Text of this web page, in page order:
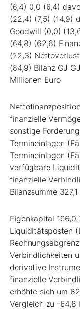
(6,4) 0,0 (6,4)
(22,4) (7,5) (14,9)
Goodwill (0,0)
(64,8) (62,6)
(22,3)
(84,9) Bilanz GJ
Millionen Euro
finanzielle
sonstige
Termineinlagen
Termineinlagen
verfügbare
finanzielle
Bilanzsumme
Eigenkapital 196,0
Liquiditätsposten
Verbindlichkeiten
derivative
finanzielle
erhöhte sich um
Vergleich zu -64,8